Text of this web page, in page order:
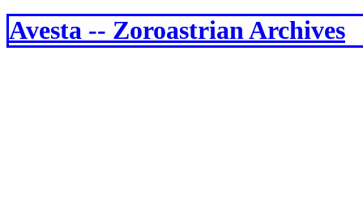
Avesta -- Zoroastrian Archives